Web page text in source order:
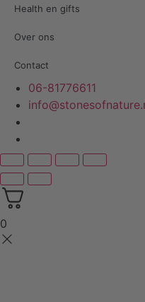
Health en gifts
Over ons
Contact
06-81776611
0